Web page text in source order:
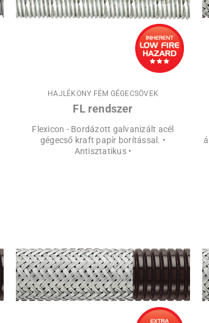
HAJLÉKONY FÉM GÉGECSÖVEK
FL rendszer
Flexicon - Bordázott galvanizált acél
gégecső kraft papír borítással. •
Antisztatikus •